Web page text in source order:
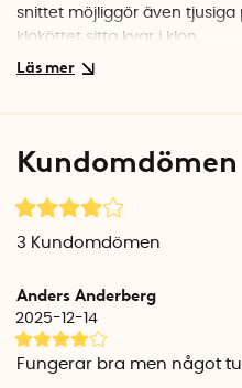
snittet möjliggör även
kloköttet sitta kvar i klon.
Krabbsaxen fungerar bäst
cm i diameter.
Solid konstruktion i rostfritt
gummerade handtaget ger
vatten eller spad på
flasköppnare på sidan samt
Kundomdömen
3 Kundomdömen
Anders Anderberg
2025-12-14
Fungerar bra men något